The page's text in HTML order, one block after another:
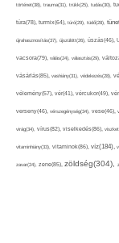
történet(38), trauma(31), trükk(25), tudás(30),
túra(78), turmix(64), túró(29), tüdő(28),
újrahasznosítás(37), újszülött(26), úszás(46),
vacsora(79), válás(24), választás(29),
vásárlás(85), vashiány(31), védekezés(28),
vélemény(57), vér(41), vércukor(49),
verseny(46), vérszegénység(34), vese(46),
virág(34), vírus(82), viselkedés(86),
vitaminhiány(33), vitaminok(86), víz(184),
zavar(24), zene(85), zöldség(304),